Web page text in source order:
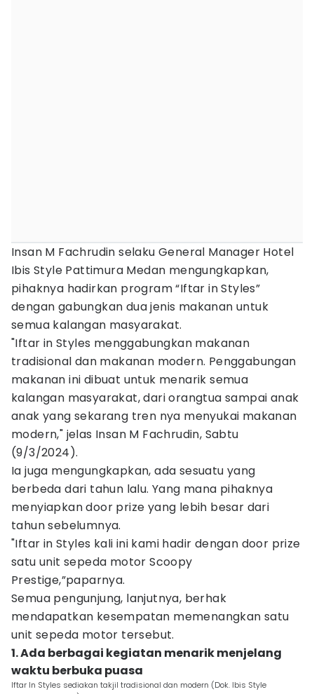
Insan M Fachrudin selaku General Manager Hotel
Ibis Style Pattimura Medan mengungkapkan,
pihaknya hadirkan program “Iftar in Styles”
dengan gabungkan dua jenis makanan untuk
semua kalangan masyarakat.
"Iftar in Styles menggabungkan makanan
tradisional dan makanan modern. Penggabungan
makanan ini dibuat untuk menarik semua
kalangan masyarakat, dari orangtua sampai anak
anak yang sekarang tren nya menyukai makanan
modern," jelas Insan M Fachrudin, Sabtu
(9/3/2024).
Ia juga mengungkapkan, ada sesuatu yang
berbeda dari tahun lalu. Yang mana pihaknya
menyiapkan door prize yang lebih besar dari
tahun sebelumnya.
"Iftar in Styles kali ini kami hadir dengan door prize
satu unit sepeda motor Scoopy
Prestige,”paparnya.
Semua pengunjung, lanjutnya, berhak
mendapatkan kesempatan memenangkan satu
unit sepeda motor tersebut.
1. Ada berbagai kegiatan menarik menjelang
waktu berbuka puasa
Iftar In Styles sediakan takjil tradisional dan modern (Dok. Ibis Style